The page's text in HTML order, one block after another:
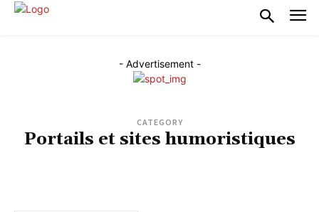
- Advertisement -
CATEGORY
Portails et sites humoristiques